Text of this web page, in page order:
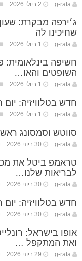
g-rafa 2 ביולי 2026
שחיכינו לה
g-rafa 1 ביולי 2026
חשיפה בינלאומית:
השופטים והאו…
g-rafa 1 ביולי 2026
חדש בטלוויזיה: יום חמישי, 02
g-rafa 1 ביולי 2026
סווטש וסמסונג
g-rafa 30 ביוני 2026
טראמפ ביטל את
לבריאות שלנו…
g-rafa 30 ביוני 2026
חדש בטלוויזיה: יום רביעי, 01
g-rafa 30 ביוני 2026
ואת המתקפל …
g-rafa 29 ביוני 2026